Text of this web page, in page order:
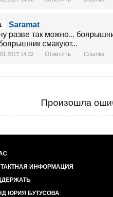
Saramat
разве так можно...
смакуют...
14:32 Ответить Ссылка
Произошла
ИНФОРМАЦИЯ
ЮРИЯ БУТУСОВА